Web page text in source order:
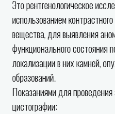
Это рентгенологическое
использованием
вещества, для выявления
функционального состояния
локализации в них камней,
образований.
Показаниями для
цистографии: